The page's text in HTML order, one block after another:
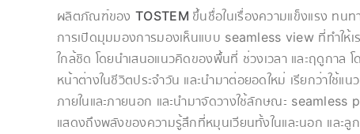
ผลิตภัณฑ์ของ TOSTEM ขึ้นชื่อในเรื่องความแข็งแรง ทน
การเปิดมุมมองการมองเห็นแบบ seamless view ที่ทำให้เ
ใกล้ชิด โดยนำเสนอแนวคิดของพื้นที่ ช่วงเวลา และฤดูกาล
หน้าต่างในชีวิตประจำวัน และนำมาต่อยอดใหม่ เรียกว่าใ
ภายในและภายนอก และนำมาจัดวางใช้ลักษณะ
แสดงถึงพลังของความรู้สึกที่หมุนเวียนทั้งในและนอก และ